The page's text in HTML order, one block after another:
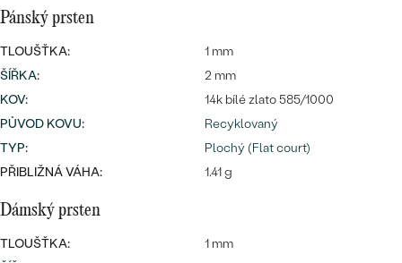
Pánský prsten
TLOUŠŤKA:
1 mm
ŠÍŘKA:
2 mm
KOV:
14k bílé zlato 585/1000
PŮVOD KOVU:
Recyklovaný
TYP:
Plochý (Flat court)
PŘIBLIŽNÁ VÁHA:
1.41 g
Dámský prsten
TLOUŠŤKA:
1 mm